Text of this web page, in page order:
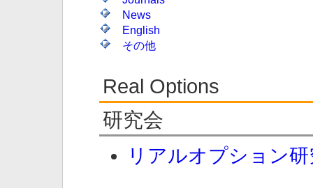
News
English
その他
Real Options
研究会
リアルオプション